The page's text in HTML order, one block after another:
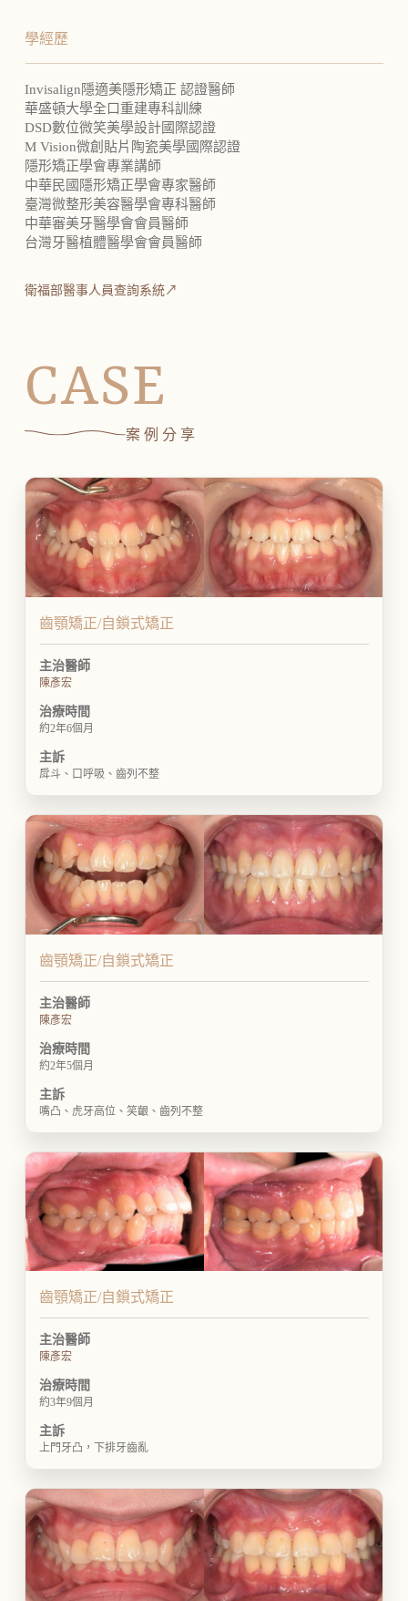
學經歷
Invisalign隱適美隱形矯正 認證醫師
華盛頓大學全口重建專科訓練
DSD數位微笑美學設計國際認證
M Vision微創貼片陶瓷美學國際認證
隱形矯正學會專業講師
中華民國隱形矯正學會專家醫師
臺灣微整形美容醫學會專科醫師
中華審美牙醫學會會員醫師
台灣牙醫植體醫學會會員醫師
衛福部醫事人員查詢系統↗
CASE
案例分享
齒顎矯正/自鎖式矯正
主治醫師
陳彥宏
治療時間
約2年6個月
主訴
戽斗、口呼吸、齒列不整
齒顎矯正/自鎖式矯正
主治醫師
陳彥宏
治療時間
約2年5個月
主訴
嘴凸、虎牙高位、笑齦、齒列不整
齒顎矯正/自鎖式矯正
主治醫師
陳彥宏
治療時間
約3年9個月
主訴
上門牙凸，下排牙齒亂